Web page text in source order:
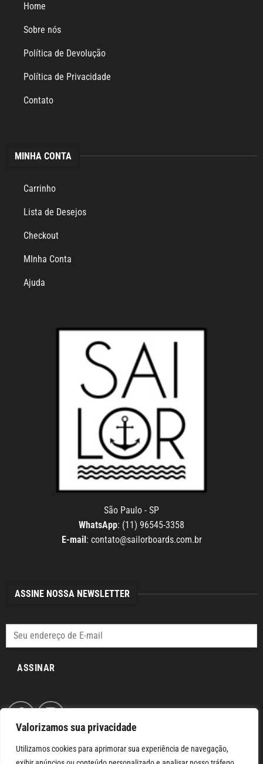
Valorizamos sua privacidade
Utilizamos cookies para aprimorar sua experiência de navegação,
Home
Sobre nós
Política de Devolução
Política de Privacidade
Contato
MINHA CONTA
Carrinho
Lista de Desejos
Checkout
MInha Conta
Ajuda
São Paulo - SP
WhatsApp: (11) 96545-3358
E-mail: contato@sailorboards.com.br
ASSINE NOSSA NEWSLETTER
ASSINAR